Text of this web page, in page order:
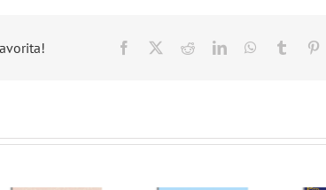
Facebook RedditLinkedInWhatsApp
Tumblr